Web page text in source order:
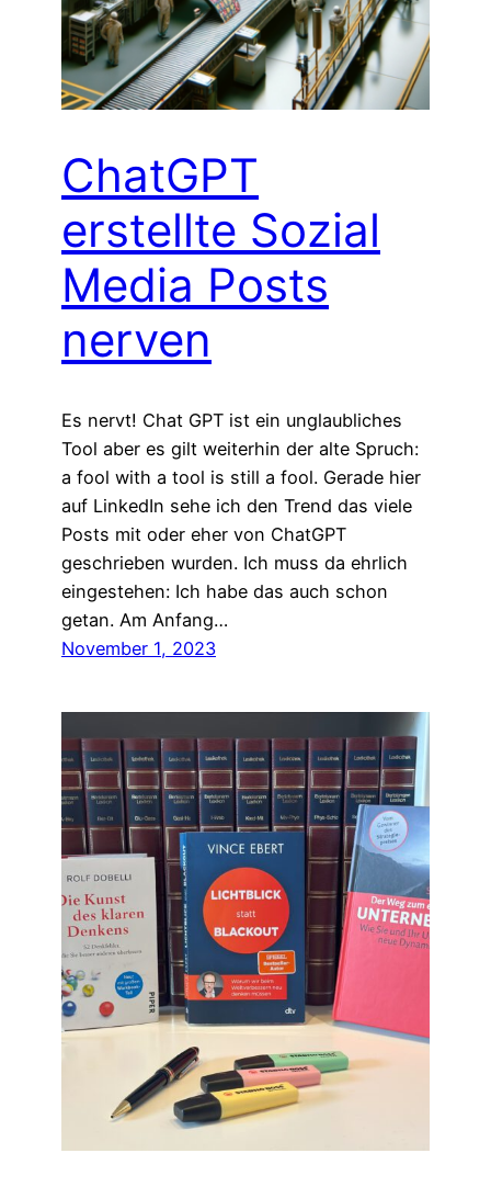
ChatGPT
erstellte Sozial
Media Posts
nerven
Es nervt! Chat GPT ist ein unglaubliches
Tool aber es gilt weiterhin der alte Spruch:
a fool with a tool is still a fool. Gerade hier
auf LinkedIn sehe ich den Trend das viele
Posts mit oder eher von ChatGPT
geschrieben wurden. Ich muss da ehrlich
eingestehen: Ich habe das auch schon
getan. Am Anfang…
November 1, 2023